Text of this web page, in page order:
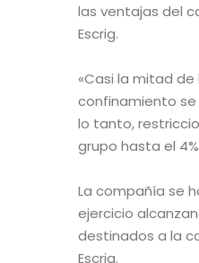
las ventajas del
Escrig.
«Casi la mitad
confinamiento se
lo tanto,
grupo hasta el
La compañía se
ejercicio
destinados a la
Escrig.